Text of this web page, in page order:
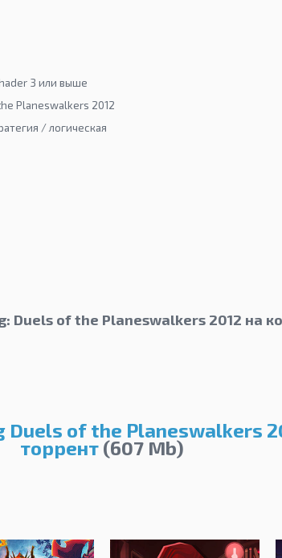
3 или выше
Planeswalkers 2012
/ логическая
Duels of the Planeswalkers 2012 на
Duels of the Planeswalkers
торрент (607 Мb)